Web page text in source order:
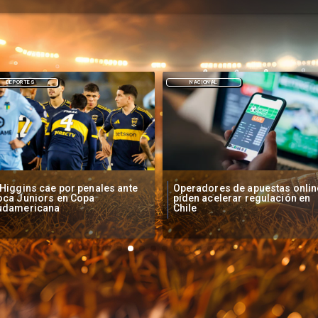
de apuestas online
acelerar regulación en
NACIONAL
Fallece Lucy López Cruz,
primera medallista chilena en
Juegos Panamericanos
DEPORTES